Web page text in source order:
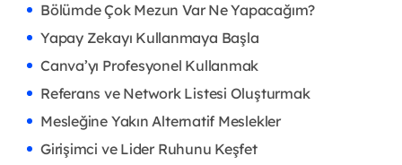
Bölümde Çok Mezun Var Ne Yapacağım?
Yapay Zekayı Kullanmaya Başla
Canva’yı Profesyonel Kullanmak
Referans ve Network Listesi Oluşturmak
Mesleğine Yakın Alternatif Meslekler
Girişimci ve Lider Ruhunu Keşfet